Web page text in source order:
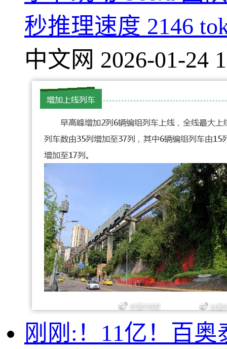
秒推理速度 2146
中文网 2026-01-24
刚刚:！11亿！百奥